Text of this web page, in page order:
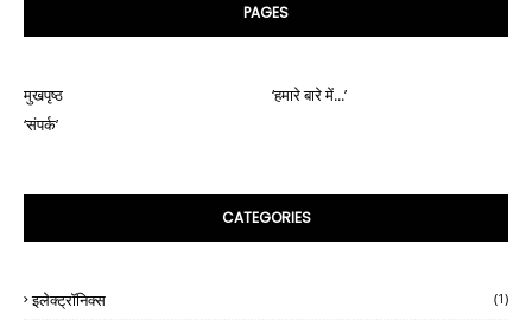
PAGES
मुखपृष्ठ
‘हमारे बारे में...’
‘संपर्क’
CATEGORIES
इलेक्ट्रॉनिक्स (1)